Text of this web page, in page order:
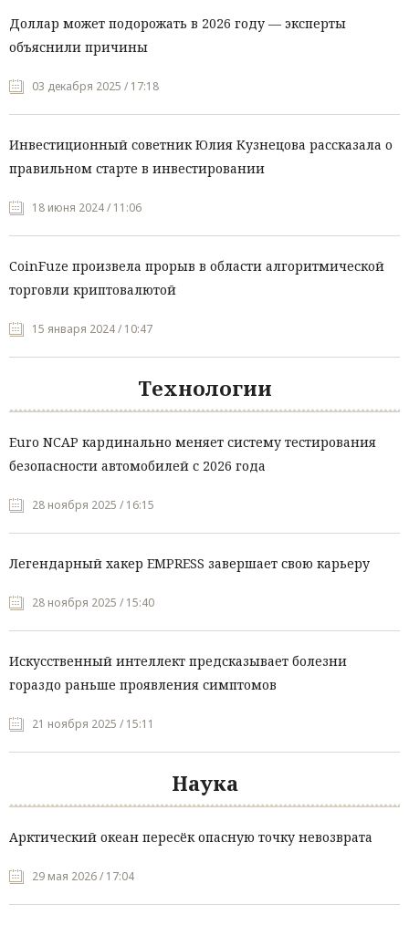
Доллар может подорожать в 2026 году — эксперты
объяснили причины
03 декабря 2025 / 17:18
Инвестиционный советник Юлия Кузнецова рассказала о
правильном старте в инвестировании
18 июня 2024 / 11:06
CoinFuze произвела прорыв в области алгоритмической
торговли криптовалютой
15 января 2024 / 10:47
Технологии
Euro NCAP кардинально меняет систему тестирования
безопасности автомобилей с 2026 года
28 ноября 2025 / 16:15
Легендарный хакер EMPRESS завершает свою карьеру
28 ноября 2025 / 15:40
Искусственный интеллект предсказывает болезни
гораздо раньше проявления симптомов
21 ноября 2025 / 15:11
Наука
Арктический океан пересёк опасную точку невозврата
29 мая 2026 / 17:04